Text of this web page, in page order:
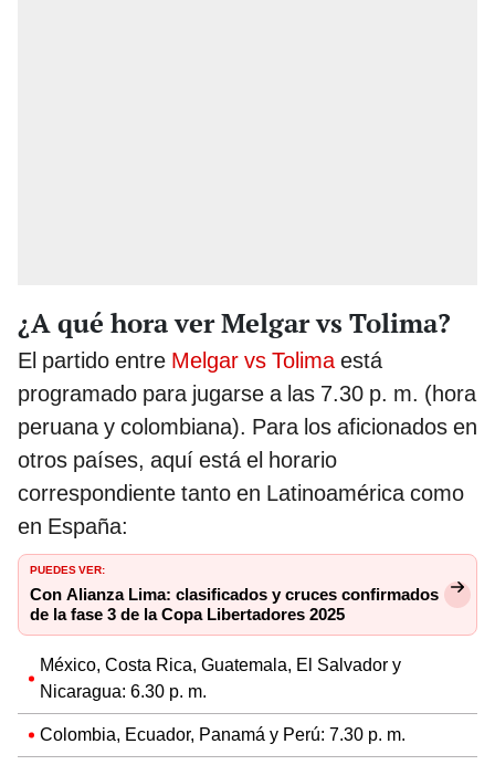
¿A qué hora ver Melgar vs Tolima?
El partido entre Melgar vs Tolima está
programado para jugarse a las 7.30 p. m. (hora
peruana y colombiana). Para los aficionados en
otros países, aquí está el horario
correspondiente tanto en Latinoamérica como
en España:
PUEDES VER:
Con Alianza Lima: clasificados y cruces confirmados
de la fase 3 de la Copa Libertadores 2025
México, Costa Rica, Guatemala, El Salvador y
Nicaragua: 6.30 p. m.
Colombia, Ecuador, Panamá y Perú: 7.30 p. m.